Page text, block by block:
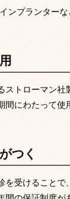
ンプランター
トローマン
にわたって
つく
受けること